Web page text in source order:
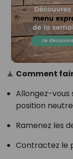
🧘 Comment
Allongez-vous
position
Ramenez les
Contractez le